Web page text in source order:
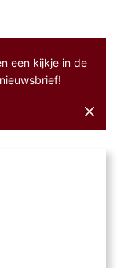
een kijkje in de